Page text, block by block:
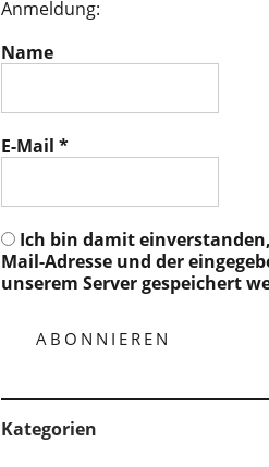
Anmeldung:
Name
E-Mail *
Ich bin damit einverstanden,
Mail-Adresse und der
unserem Server gespeichert
Kategorien